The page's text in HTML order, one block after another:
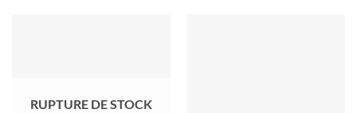
RUPTURE DE STOCK